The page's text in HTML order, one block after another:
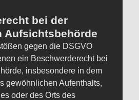
bei der
Aufsichtsbehörde
gegen die DSGVO
ein Beschwerderecht bei
insbesondere in dem
gewöhnlichen Aufenthalts,
oder des Orts des